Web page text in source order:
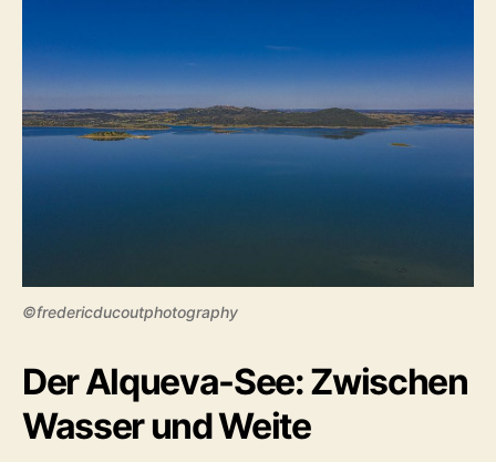
a
f
t
i
t
©fredericducoutphotography
Der Alqueva-See: Zwischen
Wasser und Weite